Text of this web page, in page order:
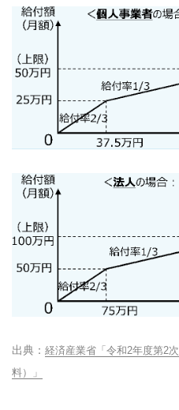
経済産業省「令和2年度第2
料）」